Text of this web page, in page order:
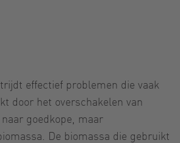
effectief problemen die vaak
door het overschakelen van
goedkope, maar
De biomassa die gebruikt